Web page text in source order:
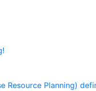
Resource Planning)